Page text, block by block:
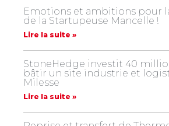
Emotions et ambitions pour
de la Startupeuse Mancelle !
Lire la suite »
StoneHedge investit 40
bâtir un site industrie et
Milesse
Lire la suite »